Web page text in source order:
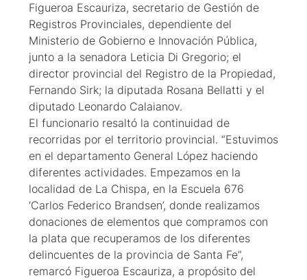
Figueroa Escauriza, secretario de Gestión de
Registros Provinciales, dependiente del
Ministerio de Gobierno e Innovación Pública,
junto a la senadora Leticia Di Gregorio; el
director provincial del Registro de la Propiedad,
Fernando Sirk; la diputada Rosana Bellatti y el
diputado Leonardo Calaianov.
El funcionario resaltó la continuidad de
recorridas por el territorio provincial. “Estuvimos
en el departamento General López haciendo
diferentes actividades. Empezamos en la
localidad de La Chispa, en la Escuela 676
‘Carlos Federico Brandsen’, donde realizamos
donaciones de elementos que compramos con
la plata que recuperamos de los diferentes
delincuentes de la provincia de Santa Fe”,
remarcó Figueroa Escauriza, a propósito del